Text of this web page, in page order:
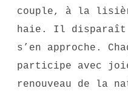
couple, à la
haie. Il disparaît
s’en approche.
participe avec
renouveau de la